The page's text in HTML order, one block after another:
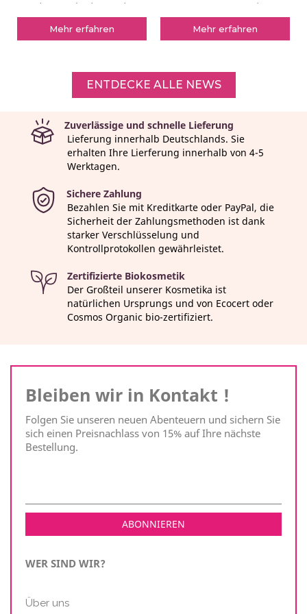
wurde. Was bedeutet das
Mehr erfahren
neuartiges Format, die
Mehr erfahren
ENTDECKE ALLE NEWS
Zuverlässige und schnelle Lieferung
Lieferung innerhalb Deutschlands. Sie
erhalten Ihre Lierferung innerhalb von 4-5
Werktagen.
Sichere Zahlung
Bezahlen Sie mit Kreditkarte oder PayPal, die
Sicherheit der Zahlungsmethoden ist dank
starker Verschlüsselung und
Kontrollprotokollen gewährleistet.
Zertifizierte Biokosmetik
Der Großteil unserer Kosmetika ist
natürlichen Ursprungs und von Ecocert oder
Cosmos Organic bio-zertifiziert.
Bleiben wir in Kontakt !
Folgen Sie unseren neuen Abenteuern und sichern Sie
sich einen Preisnachlass von 15% auf Ihre nächste
Bestellung.
WER SIND WIR?
Über uns